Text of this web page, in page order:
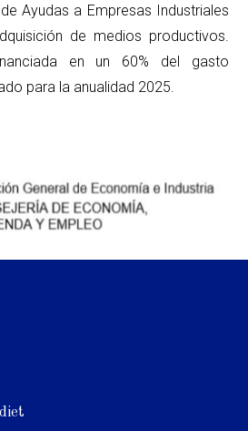
Ayudas a Empresas Industriales
de medios productivos.
en un 60% del gasto
para la anualidad 2025.